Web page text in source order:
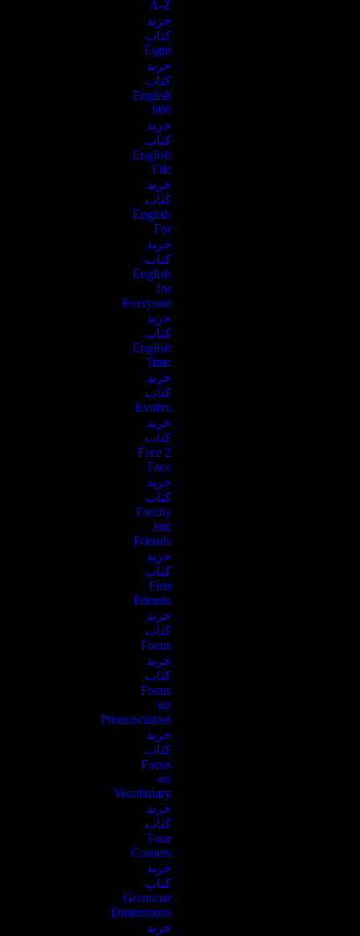
A-Z
خرید
کتاب
Eight
خرید
کتاب
English
900
خرید
کتاب
English
File
خرید
کتاب
English
For
خرید
کتاب
English
for
Everyone
خرید
کتاب
English
Time
خرید
کتاب
Evolve
خرید
کتاب
Face 2
Face
خرید
کتاب
Family
and
Friends
خرید
کتاب
First
Friends
خرید
کتاب
Focus
خرید
کتاب
Focus
on
Pronunciation
خرید
کتاب
Focus
on
Vocabulary
خرید
کتاب
Four
Corners
خرید
کتاب
Grammar
Dimensions
خرید